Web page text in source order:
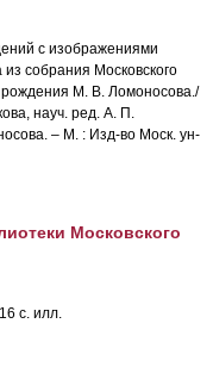
с изображениями
собрания Московского
рождения М. В. Ломоносова./
науч. ред. А. П.
– М. : Изд-во Моск. ун-
Московского
с. илл.